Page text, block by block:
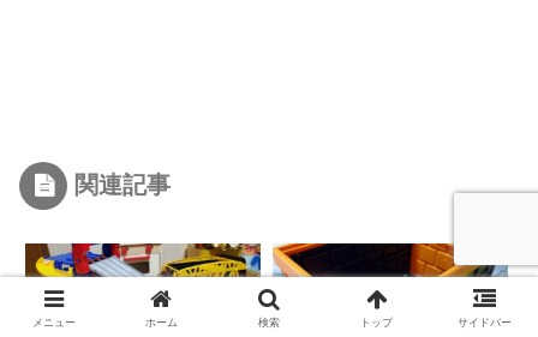
関連記事
メニュー ホーム 検索 トップ サイドバー